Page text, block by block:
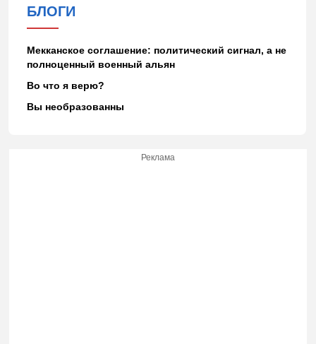
БЛОГИ
Мекканское соглашение: политический сигнал, а не
полноценный военный альян
Во что я верю?
Вы необразованны
Реклама